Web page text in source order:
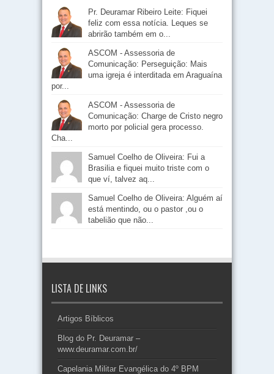
Pr. Deuramar Ribeiro Leite: Fiquei
feliz com essa notícia. Leques se
abrirão também em o...
ASCOM - Assessoria de
Comunicação: Perseguição: Mais
uma igreja é interditada em Araguaína
por...
ASCOM - Assessoria de
Comunicação: Charge de Cristo negro
morto por policial gera processo.
Cha...
Samuel Coelho de Oliveira: Fui a
Brasilia e fiquei muito triste com o
que ví, talvez aq...
Samuel Coelho de Oliveira: Alguém aí
está mentindo, ou o pastor ,ou o
tabelião que não...
LISTA DE LINKS
Artigos Bíblicos
Blog do Pr. Deuramar –
www.deuramar.com.br/
Capelania Militar Evangélica do 4º BPM